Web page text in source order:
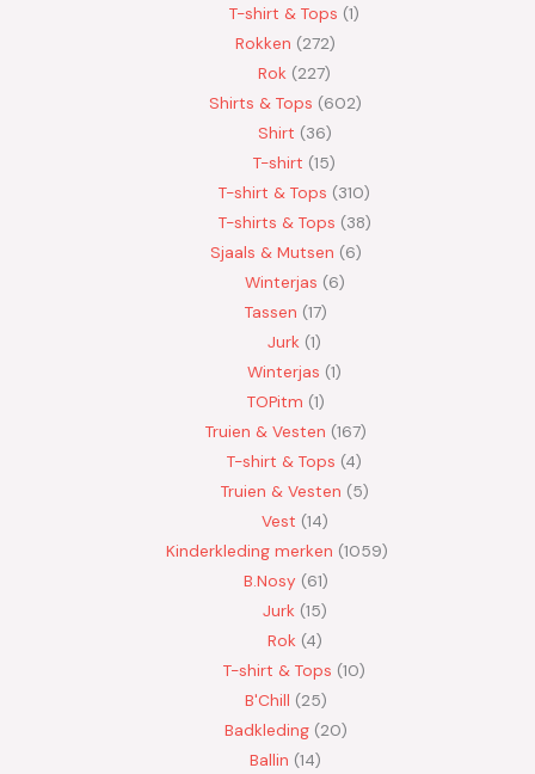
T-shirt & Tops 1
Rokken 272
Rok 227
Shirts & Tops 602
Shirt 36
T-shirt 15
T-shirt & Tops 310
T-shirts & Tops 38
Sjaals & Mutsen 6
Winterjas 6
Tassen 17
Jurk 1
Winterjas 1
TOPitm 1
Truien & Vesten 167
T-shirt & Tops 4
Truien & Vesten 5
Vest 14
Kinderkleding merken 1059
B.Nosy 61
Jurk 15
Rok 4
T-shirt & Tops 10
B'Chill 25
Badkleding 20
Ballin 14